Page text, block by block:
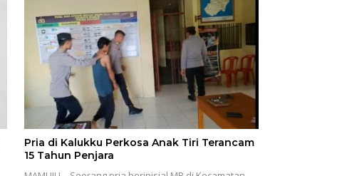
Pria di Kalukku Perkosa Anak Tiri Terancam
15 Tahun Penjara